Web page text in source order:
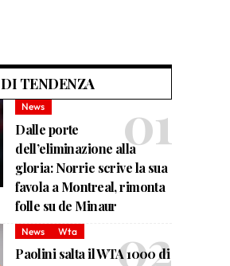
DI TENDENZA
News
Dalle porte
dell’eliminazione alla
gloria: Norrie scrive la sua
favola a Montreal, rimonta
folle su de Minaur
News Wta
Paolini salta il WTA 1000 di